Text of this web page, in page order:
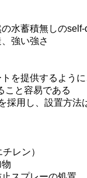
水蓄積無しの
強い強さ
を提供するよう
こと容易である
用し、設置方法
レン）